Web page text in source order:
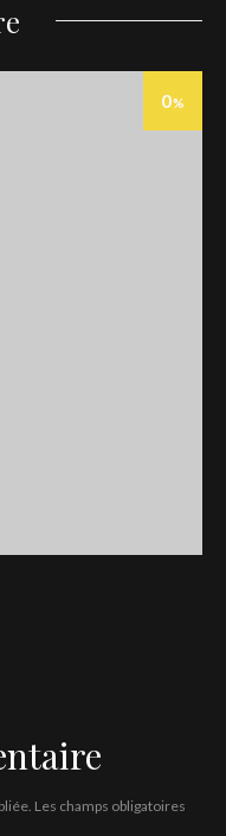
0%
Les champs obligatoires